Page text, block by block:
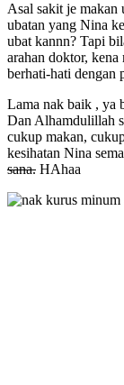
Asal sakit je makan
ubatan yang Nina
ubat kannn? Tapi
arahan doktor,
berhati-hati dengan
Lama nak baik , ya
Dan Alhamdulillah
cukup makan,
kesihatan Nina
sana. HAhaa